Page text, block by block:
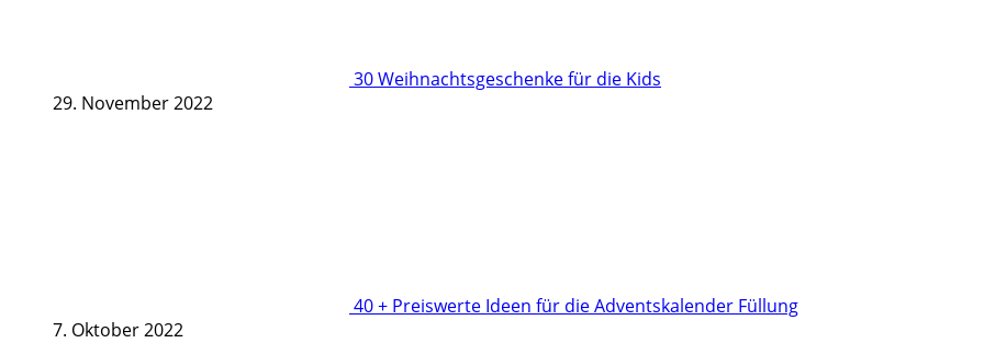
30 Weihnachtsgeschenke für die Kids
29. November 2022
40 + Preiswerte Ideen für die Adventskalender Füllung
7. Oktober 2022